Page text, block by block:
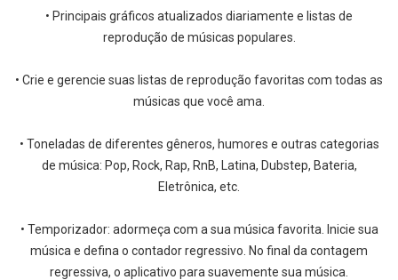
• Principais gráficos atualizados diariamente e listas de
reprodução de músicas populares.
• Crie e gerencie suas listas de reprodução favoritas com todas as
músicas que você ama.
• Toneladas de diferentes gêneros, humores e outras categorias
de música: Pop, Rock, Rap, RnB, Latina, Dubstep, Bateria,
Eletrônica, etc.
• Temporizador: adormeça com a sua música favorita. Inicie sua
música e defina o contador regressivo. No final da contagem
regressiva, o aplicativo para suavemente sua música.